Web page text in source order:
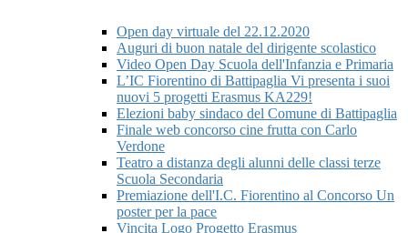
Open day virtuale del 22.12.2020
Auguri di buon natale del dirigente scolastico
Video Open Day Scuola dell'Infanzia e Primaria
L’IC Fiorentino di Battipaglia Vi presenta i suoi
nuovi 5 progetti Erasmus KA229!​
Elezioni baby sindaco del Comune di Battipaglia
Finale web concorso cine frutta con Carlo
Verdone
Teatro a distanza degli alunni delle classi terze
Scuola Secondaria
Premiazione dell'I.C. Fiorentino al Concorso Un
poster per la pace
Vincita Logo Progetto Erasmus